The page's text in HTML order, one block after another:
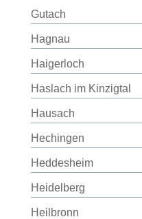
Gutach
Hagnau
Haigerloch
Haslach im Kinzigtal
Hausach
Hechingen
Heddesheim
Heidelberg
Heilbronn